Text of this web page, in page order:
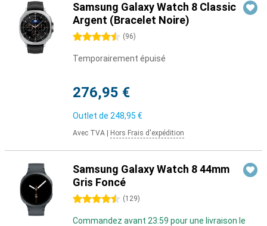
Samsung Galaxy Watch 8 Classic
Argent (Bracelet Noire)
4.5 étoiles (96)
Temporairement épuisé
276,95 €
Outlet de 248,95 €
Avec TVA Hors Frais d'expédition
Samsung Galaxy Watch 8 44mm
Gris Foncé
4.5 étoiles (129)
Commandez avant 23:59 pour une livraison le